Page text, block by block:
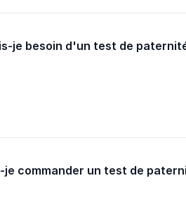
je besoin d'un test de
je commander un test de